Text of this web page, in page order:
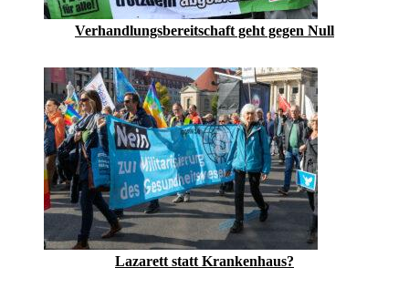
Verhandlungsbereitschaft geht gegen Null
Lazarett statt Krankenhaus?